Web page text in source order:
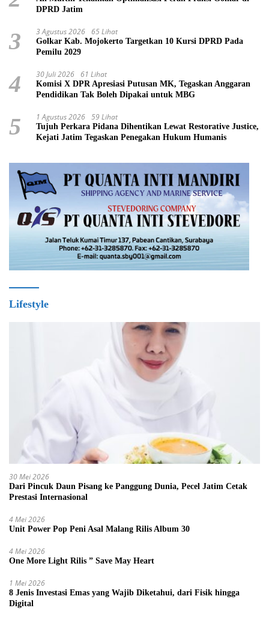
DPRD Jatim
3 3 Agustus 2026 65 Lihat
Golkar Kab. Mojokerto Targetkan 10 Kursi DPRD Pada
Pemilu 2029
4 30 Juli 2026 61 Lihat
Komisi X DPR Apresiasi Putusan MK, Tegaskan Anggaran
Pendidikan Tak Boleh Dipakai untuk MBG
5 1 Agustus 2026 59 Lihat
Tujuh Perkara Pidana Dihentikan Lewat Restorative Justice,
Kejati Jatim Tegaskan Penegakan Hukum Humanis
Lifestyle
30 Mei 2026
Dari Pincuk Daun Pisang ke Panggung Dunia, Pecel Jatim Cetak
Prestasi Internasional
4 Mei 2026
Unit Power Pop Peni Asal Malang Rilis Album 30
4 Mei 2026
One More Light Rilis ” Save May Heart
1 Mei 2026
8 Jenis Investasi Emas yang Wajib Diketahui, dari Fisik hingga
Digital